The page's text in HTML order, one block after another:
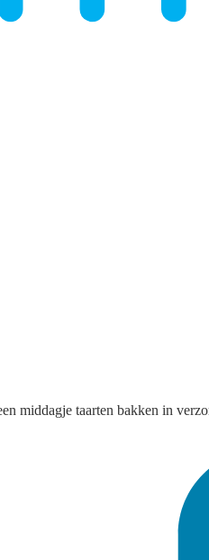
middagje taarten bakken in